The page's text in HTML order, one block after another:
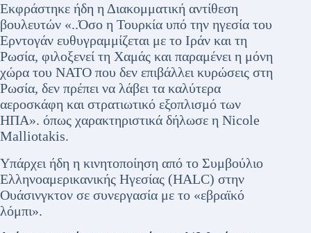
Εκφράστηκε ήδη η Διακομματική αντίθεση
βουλευτών «..Όσο η Τουρκία υπό την ηγεσία του
Ερντογάν ευθυγραμμίζεται με το Ιράν και τη
Ρωσία, φιλοξενεί τη Χαμάς και παραμένει η μόνη
χώρα του ΝΑΤΟ που δεν επιβάλλει κυρώσεις στη
Ρωσία, δεν πρέπει να λάβει τα καλύτερα
αεροσκάφη και στρατιωτικό εξοπλισμό των
ΗΠΑ». όπως χαρακτηριστικά δήλωσε η Nicole
Malliotakis.
Υπάρχει ήδη η κινητοποίηση από το Συμβούλιο
Ελληνοαμερικανικής Ηγεσίας (HALC) στην
Ουάσινγκτον σε συνεργασία με το «εβραϊκό
λόμπι».